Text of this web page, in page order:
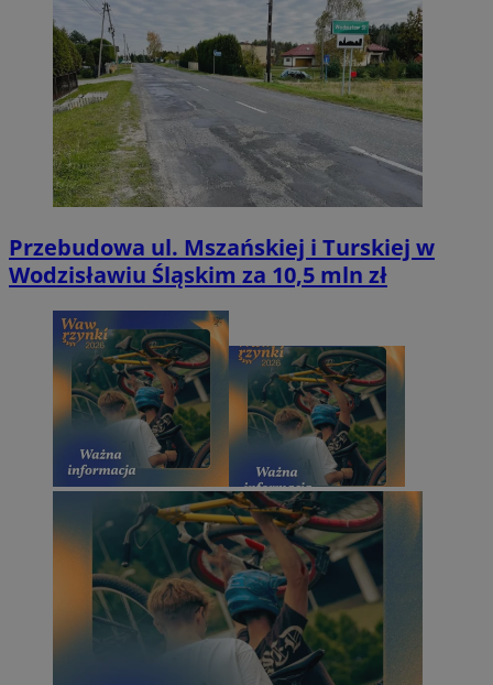
Przebudowa ul. Mszańskiej i Turskiej w
Wodzisławiu Śląskim za 10,5 mln zł